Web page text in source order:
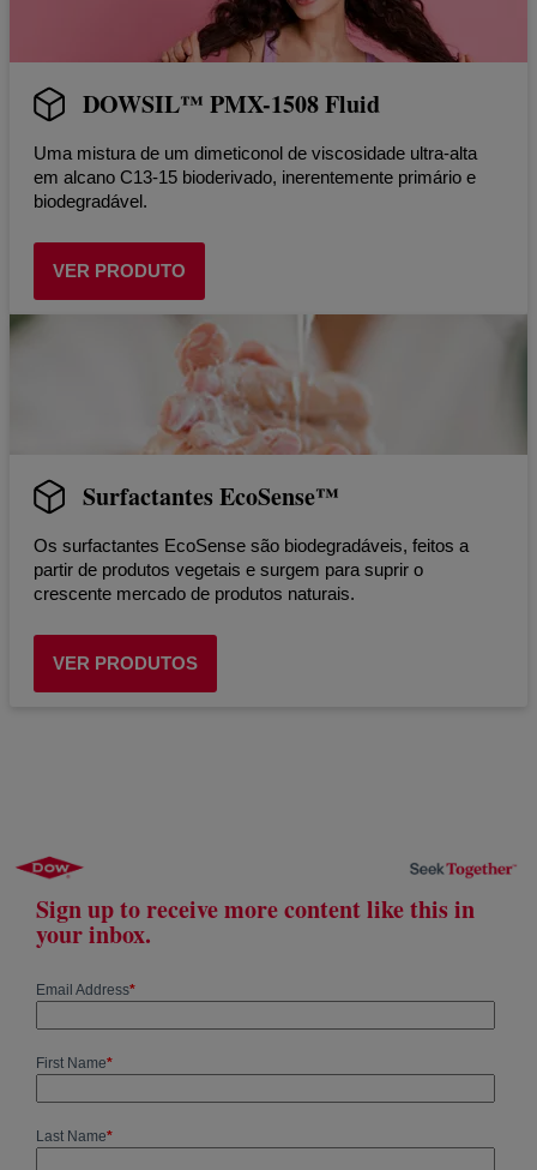
DOWSIL™ PMX-1508 Fluid
Uma mistura de um dimeticonol de viscosidade ultra-alta
em alcano C13-15 bioderivado, inerentemente primário e
biodegradável.
VER PRODUTO
Surfactantes EcoSense™
Os surfactantes EcoSense são biodegradáveis, feitos a
partir de produtos vegetais e surgem para suprir o
crescente mercado de produtos naturais.
VER PRODUTOS